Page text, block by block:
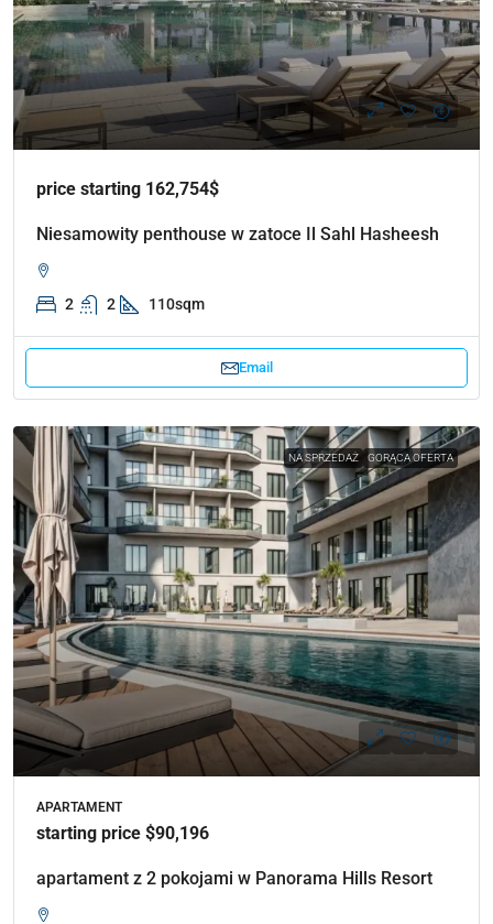
price starting 162,754$
Niesamowity penthouse w zatoce Il Sahl Hasheesh
2 2 110sqm
Email
NA SPRZEDAŻ GORĄCA OFERTA
APARTAMENT
starting price $90,196
apartament z 2 pokojami w Panorama Hills Resort